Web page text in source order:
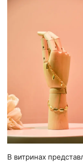
В витринах